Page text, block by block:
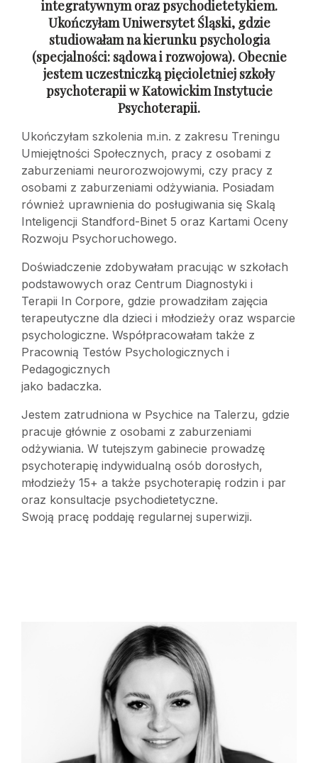
integratywnym oraz psychodietetykiem.
Ukończyłam Uniwersytet Śląski, gdzie
studiowałam na kierunku psychologia
(specjalności: sądowai rozwojowa). Obecnie
jestem uczestniczką pięcioletniej szkoły
psychoterapiiw Katowickim Instytucie
Psychoterapii.
Ukończyłam szkolenia m.in. z zakresu Treningu
Umiejętności Społecznych, pracy z osobami z
zaburzeniami neurorozwojowymi, czy pracy z
osobami z zaburzeniami odżywiania. Posiadam
również uprawnienia do posługiwania się Skalą
Inteligencji Standford-Binet 5 oraz Kartami Oceny
Rozwoju Psychoruchowego.
Doświadczenie zdobywałam pracując w szkołach
podstawowych oraz Centrum Diagnostyki i
Terapii In Corpore, gdzie prowadziłam zajęcia
terapeutyczne dla dzieci i młodzieży oraz wsparcie
psychologiczne. Współpracowałam także z
Pracownią Testów Psychologicznych i
Pedagogicznych
jako badaczka.
Jestem zatrudniona w Psychice na Talerzu, gdzie
pracuje głównie z osobami z zaburzeniami
odżywiania. W tutejszym gabinecie prowadzę
psychoterapię indywidualną osób dorosłych,
młodzieży 15+ a także psychoterapię rodzin i par
oraz konsultacje psychodietetyczne.
Swoją pracę poddaję regularnej superwizji.